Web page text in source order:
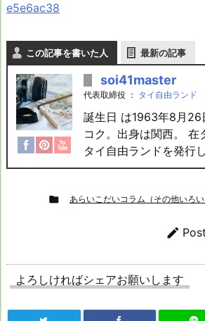
e5e6ac38
この記事を書いた人 最新の記事
soi41master
代表取締役 ： タイ自由ランド
誕生日 は1963年8月26
コク。出身は関西。 在
タイ自由ランドを発行
 あらいこだいコラム（その他いろい

よろしければシェアお願いします